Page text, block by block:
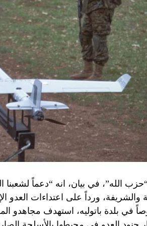
الله”، في بيان، انه “دعماً
‌‏‌‏‌والشريفة، ورداً على اعتداءات العدو